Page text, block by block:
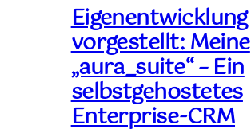
Eigenentwicklung
vorgestellt: Meine
„aura_suite“ – Ein
selbstgehostetes
Enterprise-CRM